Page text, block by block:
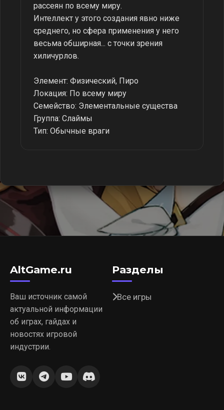
рассеян по всему миру.
Интеллект у этого создания явно ниже
среднего, но сфера применения у него
весьма обширная... с точки зрения
хиличурлов.
Элемент: Физический, Пиро
Локация: По всему миру
Семейство: Элементальные существа
Группа: Слаймы
Тип: Обычные враги
AltGame.ru
Ваш источник самой
актуальной информации
об играх, гайдах и
новостях игровой
индустрии.
Разделы
Все игры